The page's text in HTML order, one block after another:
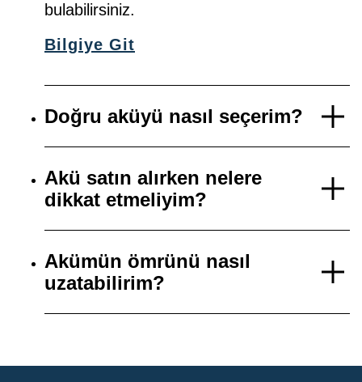
bulabilirsiniz.
Bilgiye Git
Doğru aküyü nasıl seçerim?
Akü satın alırken nelere
dikkat etmeliyim?
Akümün ömrünü nasıl
uzatabilirim?